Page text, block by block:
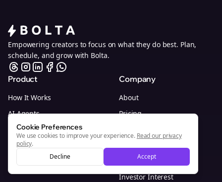
Empowering creators to focus on what they do best. Plan,
schedule, and grow with Bolta.
Product
How It Works
AI Agents
Enterprise
Browser Extension
Whitelabel Program
Company
About
Pricing
Customer Support
Investor Interest
Cookie Preferences
We use cookies to improve your experience. Read our privacy
policy.
Decline
Accept